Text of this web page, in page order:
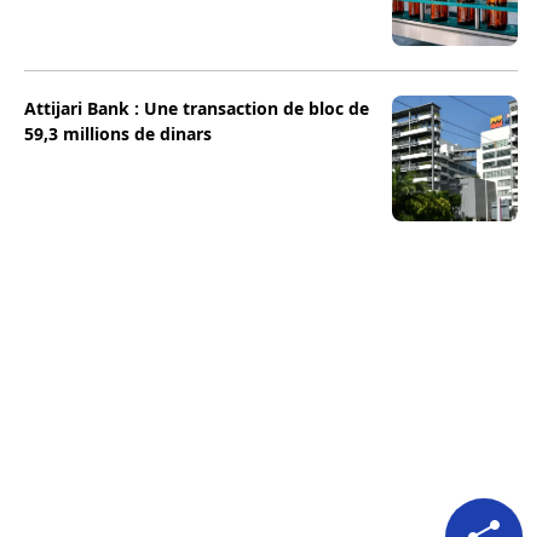
Attijari Bank : Une transaction de bloc de
59,3 millions de dinars